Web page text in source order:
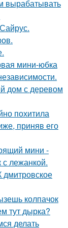
вырабатывать
мини-юбка
дом с деревом
похитила
приняв его
мини -
с лежанкой.
колпачок
тут дырка?
делать